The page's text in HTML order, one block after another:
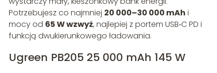
Potrzebujesz co najmniej 20 000–30 000 mAh i
mocy od 65 W wzwyż, najlepiej z portem USB‑C PD i
funkcją dwukierunkowego ładowania.
Ugreen PB205 25 000 mAh 145 W